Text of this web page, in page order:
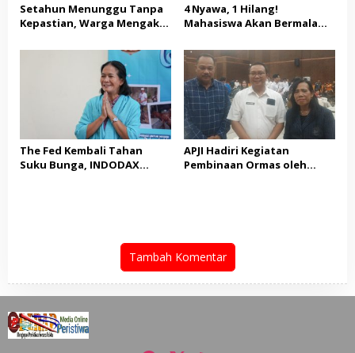
Setahun Menunggu Tanpa
Kepastian, Warga Mengaku
Tak Terealisasi
4 Nyawa, 1 Hilang!
Mahasiswa Akan Bermalam
The Fed Kembali Tahan
Suku Bunga, INDODAX
APJI Hadiri Kegiatan
Pembinaan Ormas oleh
Tambah Komentar